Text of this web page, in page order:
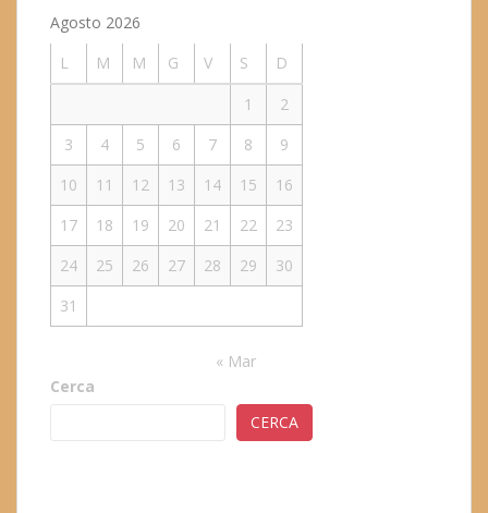
Agosto 2026
L
M M G V S
D
1
2
3
4 5 6 7 8
9
10
11 12 13 14 15
16
17
18 19 20 21 22
23
24
25 26 27 28 29
30
31
« Mar
Cerca
CERCA